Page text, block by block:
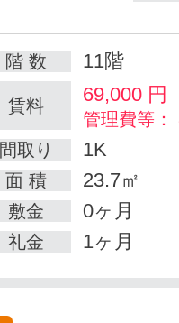
階 数 11階
賃料 69,000 円
管理費等：
間取り
1K
面 積 23.7㎡
敷金 0ヶ月
礼金 1ヶ月